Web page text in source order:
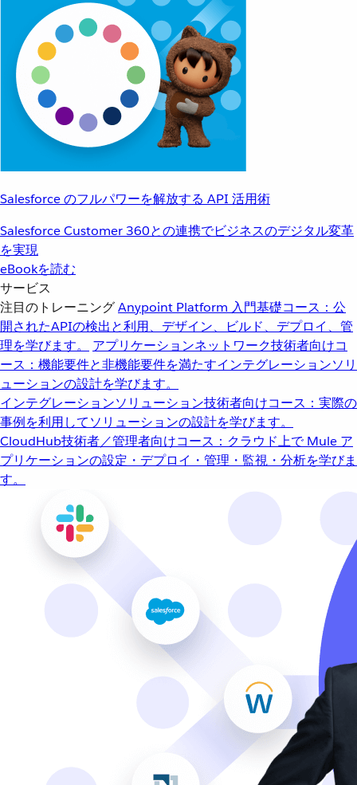
Salesforce のフルパワーを解放する API 活用術
Salesforce Customer 360との連携でビジネスのデジタル変革
を実現
eBookを読む
サービス
注目のトレーニングAnypoint Platform 入門基礎コース：公
開されたAPIの検出と利用、デザイン、ビルド、デプロイ、管
理を学びます。
アプリケーションネットワーク技術者向けコ
ース：機能要件と非機能要件を満たすインテグレーションソリ
ューションの設計を学びます。
インテグレーションソリューション技術者向けコース：実際の
事例を利用してソリューションの設計を学びます。
CloudHub技術者／管理者向けコース：クラウド上で Mule ア
プリケーションの設定・デプロイ・管理・監視・分析を学びま
す。